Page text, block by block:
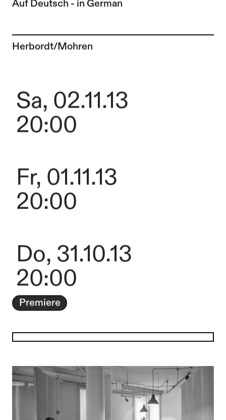
Auf Deutsch - in German
Zur Künstler*in-Seite von
Herbordt/Mohren
Sa, 02.11.13
20:00
Fr, 01.11.13
20:00
Do, 31.10.13
20:00
Premiere